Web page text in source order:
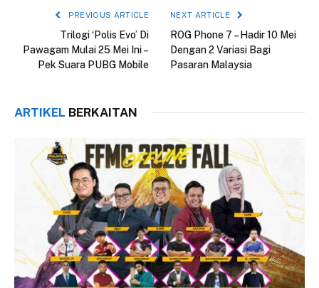
PREVIOUS ARTICLE
Trilogi ‘Polis Evo’ Di
Pawagam Mulai 25 Mei Ini –
Pek Suara PUBG Mobile
NEXT ARTICLE
ROG Phone 7 – Hadir 10 Mei
Dengan 2 Variasi Bagi
Pasaran Malaysia
ARTIKEL BERKAITAN